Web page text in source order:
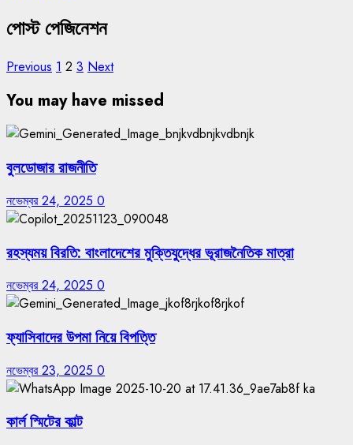
পোস্ট পেজিনেশন
Previous 1 2 3 Next
You may have missed
বুলডোজার রাজনীতি
নভেম্বর 24, 2025 0
রহস্যময় বিরতি: বাংলাদেশের মুক্তিযুদ্ধের ভূরাজনৈতিক মাত্রা
নভেম্বর 24, 2025 0
ফ্যাসিবাদের উপমা নিয়ে বিপত্তি
নভেম্বর 23, 2025 0
কার্ল স্মিটের কাল্ট